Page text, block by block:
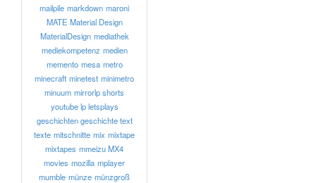
mailpile markdown maroni
MATE Material Design
MaterialDesign mediathek
mediekompetenz medien
memento mesa metro
minecraft minetest minimetro
minuum mirrorlp shorts
youtube lp letsplays
geschichten geschichte text
texte mitschnitte mix mixtape
mixtapes mmeizu MX4
movies mozilla mplayer
mumble münze münzgroß